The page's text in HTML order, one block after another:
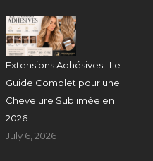
Extensions Adhésives : Le
Guide Complet pour une
Chevelure Sublimée en
2026
July 6, 2026